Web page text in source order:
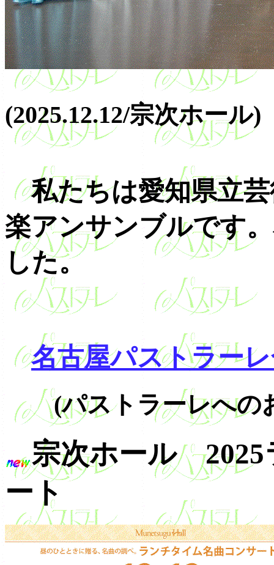
(2025.12.12/宗次ホール)
私たちは愛知県立芸
楽アンサンブルです
した。
名古屋パストラー
(パストラーレへの
宗次ホール 2025
ート